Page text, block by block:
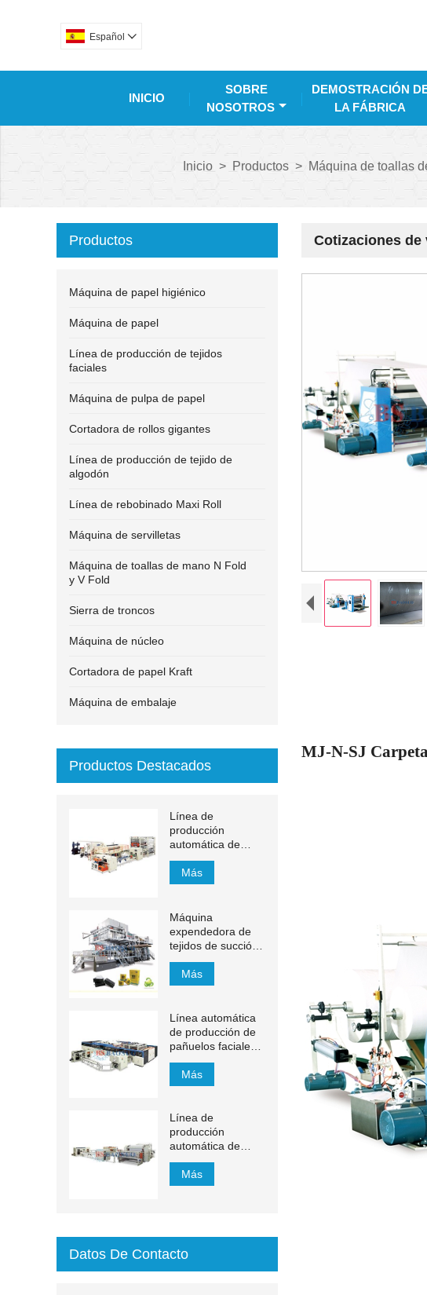
Español 
INICIO
SOBRE
NOSOTROS
DEMOSTRACIÓN
LA FÁBRICA
Inicio > Productos > Máquina de toallas
Cotizaciones de
MJ-N-SJ
Productos
Máquina de papel higiénico
Máquina de papel
Línea de producción de tejidos
faciales
Máquina de pulpa de papel
Cortadora de rollos gigantes
Línea de producción de tejido de
algodón
Línea de rebobinado Maxi Roll
Máquina de servilletas
Máquina de toallas de mano N Fold
y V Fold
Sierra de troncos
Máquina de núcleo
Cortadora de papel Kraft
Máquina de embalaje
Productos Destacados
Línea de
producción
automática de
toallas de mano de
papel de
transferencia MJN-
Más
Máquina
expendedora de
tejidos de succión
de 1200 m / min
Más
Línea automática
de producción de
pañuelos faciales
YH-FG
Más
Línea de
producción
automática de
pañuelos faciales
con transferencia
automática de
Más
Datos De Contacto